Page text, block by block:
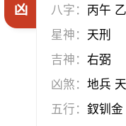
凶
八字： 丙午
星神： 天刑
吉神：右弼
凶煞：地兵
五行：釵钏金